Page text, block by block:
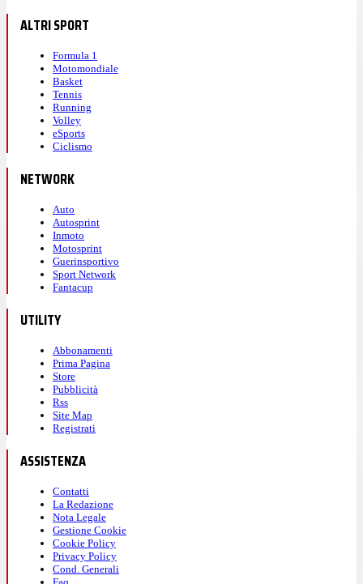
ALTRI SPORT
Formula 1
Motomondiale
Basket
Tennis
Running
Volley
eSports
Ciclismo
NETWORK
Auto
Autosprint
Inmoto
Motosprint
Guerinsportivo
Sport Network
Fantacup
UTILITY
Abbonamenti
Prima Pagina
Store
Pubblicità
Rss
Site Map
Registrati
ASSISTENZA
Contatti
La Redazione
Nota Legale
Gestione Cookie
Cookie Policy
Privacy Policy
Cond. Generali